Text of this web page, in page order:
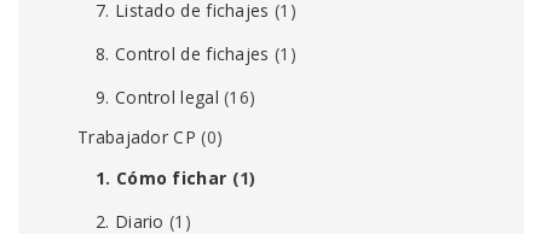
7. Listado de fichajes (1)
8. Control de fichajes (1)
9. Control legal (16)
Trabajador CP (0)
1. Cómo fichar (1)
2. Diario (1)